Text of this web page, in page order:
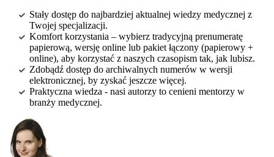
Stały dostęp do najbardziej aktualnej wiedzy medycznej z
Twojej specjalizacji.
Komfort korzystania – wybierz tradycyjną prenumeratę
papierową, wersję online lub pakiet łączony (papierowy +
online), aby korzystać z naszych czasopism tak, jak lubisz.
Zdobądź dostęp do archiwalnych numerów w wersji
elektronicznej, by zyskać jeszcze więcej.
Praktyczna wiedza - nasi autorzy to cenieni mentorzy w
branży medycznej.